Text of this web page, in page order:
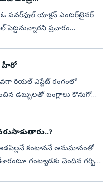
ఓ పవర్‌ఫుల్ యాక్షన్‌ ఎంటర్‌టైనర్
ప్రచారం
హీరో
రియల్‌ ఎస్టేట్‌ రంగంలో
డబ్బులతో బంగ్లాలు కొనుగోలు
కంటాననే అనుమానంతో
గంట్యాడకు చెందిన గర్భిణి